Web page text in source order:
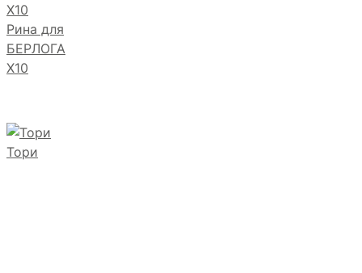
Рина для
БЕРЛОГА
Х10
Тори